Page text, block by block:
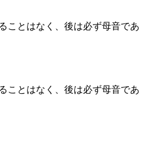
ことはなく、後は必ず母音であ
ことはなく、後は必ず母音であ